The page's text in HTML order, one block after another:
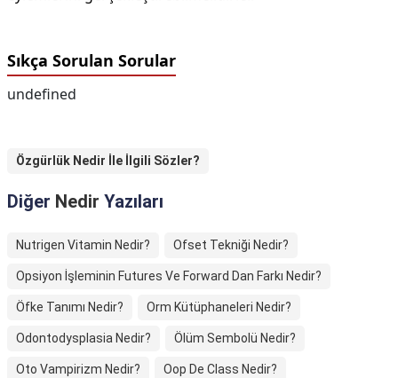
Sıkça Sorulan Sorular
undefined
Özgürlük Nedir İle İlgili Sözler?
Diğer Nedir Yazıları
Nutrigen Vitamin Nedir? Ofset Tekniği Nedir?
Opsiyon İşleminin Futures Ve Forward Dan Farkı Nedir?
Öfke Tanımı Nedir? Orm Kütüphaneleri Nedir?
Odontodysplasia Nedir? Ölüm Sembolü Nedir?
Oto Vampirizm Nedir? Oop De Class Nedir?